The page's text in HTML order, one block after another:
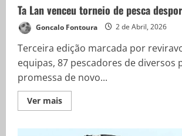
Ta Lan venceu torneio de pesca
Goncalo Fontoura 2 de Abril, 2026
Terceira edição marcada por
equipas, 87 pescadores de diversos
promessa de novo...
Ver mais